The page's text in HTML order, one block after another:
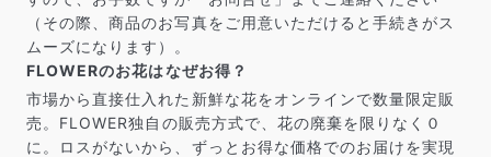
（その際、商品のお写真をご用意いただけると手続きがス
ムーズになります）。
FLOWERのお花はなぜお得？
市場から直接仕入れた新鮮な花をオンラインで数量限定販
売。FLOWER独自の販売方式で、花の廃棄を限りなく０
に。ロスがないから、ずっとお得な価格でのお届けを実現